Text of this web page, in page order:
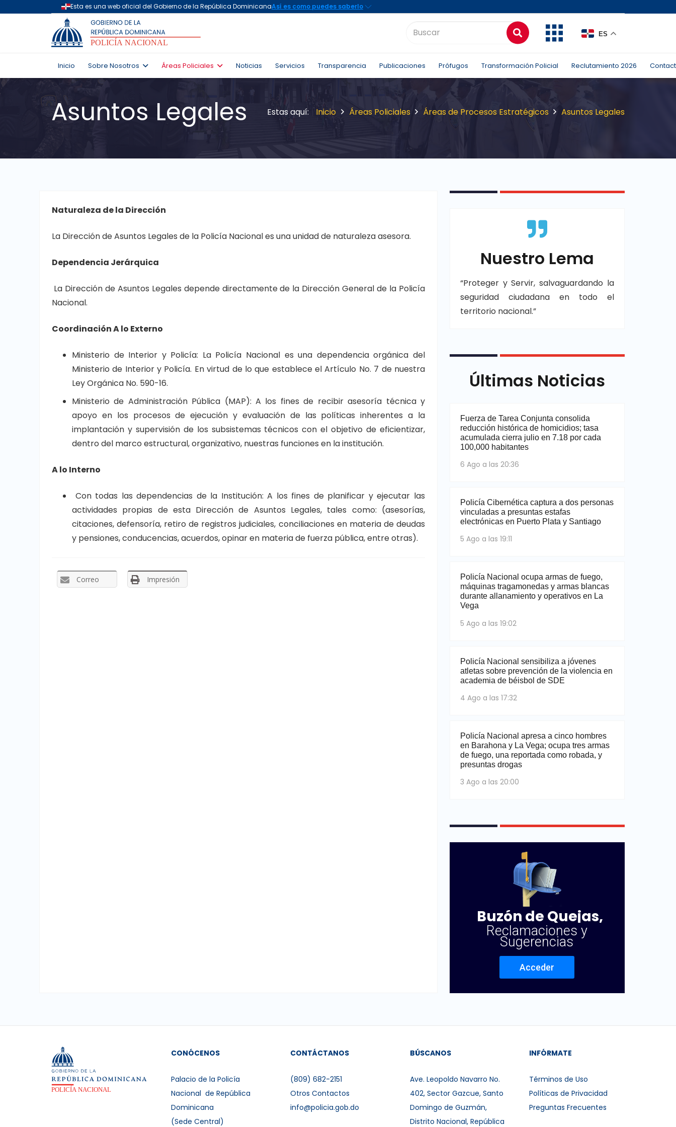
ES
Inicio Sobre Nosotros Áreas Policiales Noticias Servicios Transparencia Publicaciones Prófugos Transformación Policial Reclutamiento 2026
Asuntos Legales Inicio Áreas Policiales Áreas de Procesos Estratégicos Asuntos Legales
Naturaleza de la Dirección
La Dirección de Asuntos Legales de la Policía Nacional es una unidad de naturaleza asesora.
Dependencia Jerárquica
La Dirección de Asuntos Legales depende directamente de la Dirección General de la Policía
Nacional.
Coordinación A lo Externo
Ministerio de Interior y Policía: La Policía Nacional es una dependencia orgánica del
Ministerio de Interior y Policía. En virtud de lo que establece el Artículo No. 7 de nuestra
Ley Orgánica No. 590-16.
Ministerio de Administración Pública (MAP): A los fines de recibir asesoría técnica y
apoyo en los procesos de ejecución y evaluación de las políticas inherentes a la
implantación y supervisión de los subsistemas técnicos con el objetivo de eficientizar,
dentro del marco estructural, organizativo, nuestras funciones en la institución.
A lo Interno
Con todas las dependencias de la Institución: A los fines de planificar y ejecutar las
actividades propias de esta Dirección de Asuntos Legales, tales como: (asesorías,
citaciones, defensoría, retiro de registros judiciales, conciliaciones en materia de deudas
y pensiones, conducencias, acuerdos, opinar en materia de fuerza pública, entre otras).
Correo Impresión
Nuestro Lema
“Proteger y Servir, salvaguardando la
seguridad ciudadana en todo el
territorio nacional.”
Últimas Noticias
Fuerza de Tarea Conjunta consolida
reducción histórica de homicidios; tasa
acumulada cierra julio en 7.18 por cada
100,000 habitantes
6 Ago a las 20:36
Policía Cibernética captura a dos personas
vinculadas a presuntas estafas
electrónicas en Puerto Plata y Santiago
5 Ago a las 19:11
Policía Nacional ocupa armas de fuego,
máquinas tragamonedas y armas blancas
durante allanamiento y operativos en La
Vega
5 Ago a las 19:02
Policía Nacional sensibiliza a jóvenes
atletas sobre prevención de la violencia en
academia de béisbol de SDE
4 Ago a las 17:32
Policía Nacional apresa a cinco hombres
en Barahona y La Vega; ocupa tres armas
de fuego, una reportada como robada, y
presuntas drogas
3 Ago a las 20:00
Buzón de Quejas,
Reclamaciones y
Sugerencias
Acceder
CONÓCENOS
Palacio de la Policía
Nacional de República
Dominicana
(Sede Central)
CONTÁCTANOS
(809) 682-2151
Otros Contactos
info@policia.gob.do
BÚSCANOS
Ave. Leopoldo Navarro No.
402, Sector Gazcue, Santo
Domingo de Guzmán,
Distrito Nacional, República
INFÓRMATE
Términos de Uso
Políticas de Privacidad
Preguntas Frecuentes